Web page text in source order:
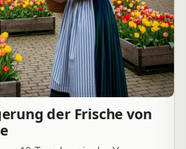
der Frische von